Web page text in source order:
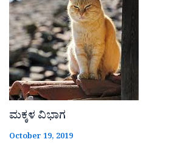
ಮಕ್ಕಳ ವಿಭಾಗ
October 19, 2019